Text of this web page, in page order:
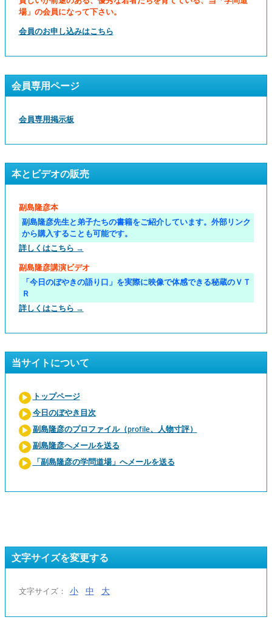
場」の会員になって下さい。
会員のお申し込みはこちら
会員専用ページ
会員専用掲示板
本とビデオの販売
副島隆彦本
副島隆彦先生と弟子たちの書籍をご紹介しています。外部リンク
から購入することも可能です。
詳しくはこちら →
副島隆彦講演ビデオ
「今日のぼやきの語り口」を実際に映像で体感できる秘蔵のＶＴ
Ｒ
詳しくはこちら →
当サイトについて
トップページ
今日のぼやき目次
副島隆彦のプロファイル（profile、人物寸評）
副島隆彦へメールを送る
「副島隆彦の学問道場」へメールを送る
文字サイズを変更する
文字サイズ： 小 中 大